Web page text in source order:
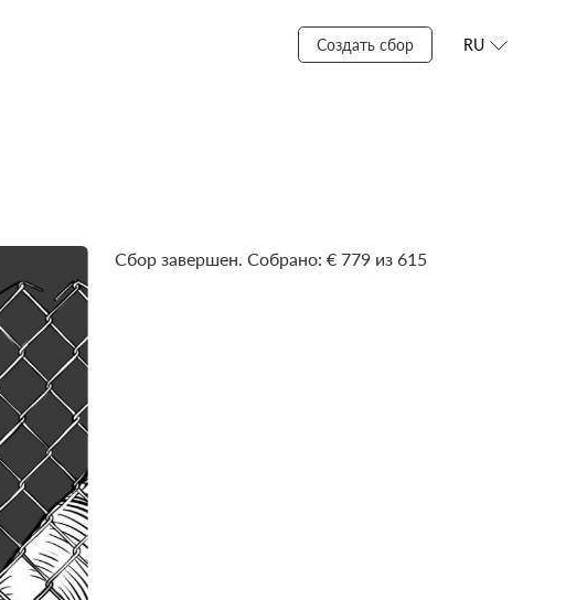
Создать сбор RU
Сбор завершен. Собрано: € 779 из 615